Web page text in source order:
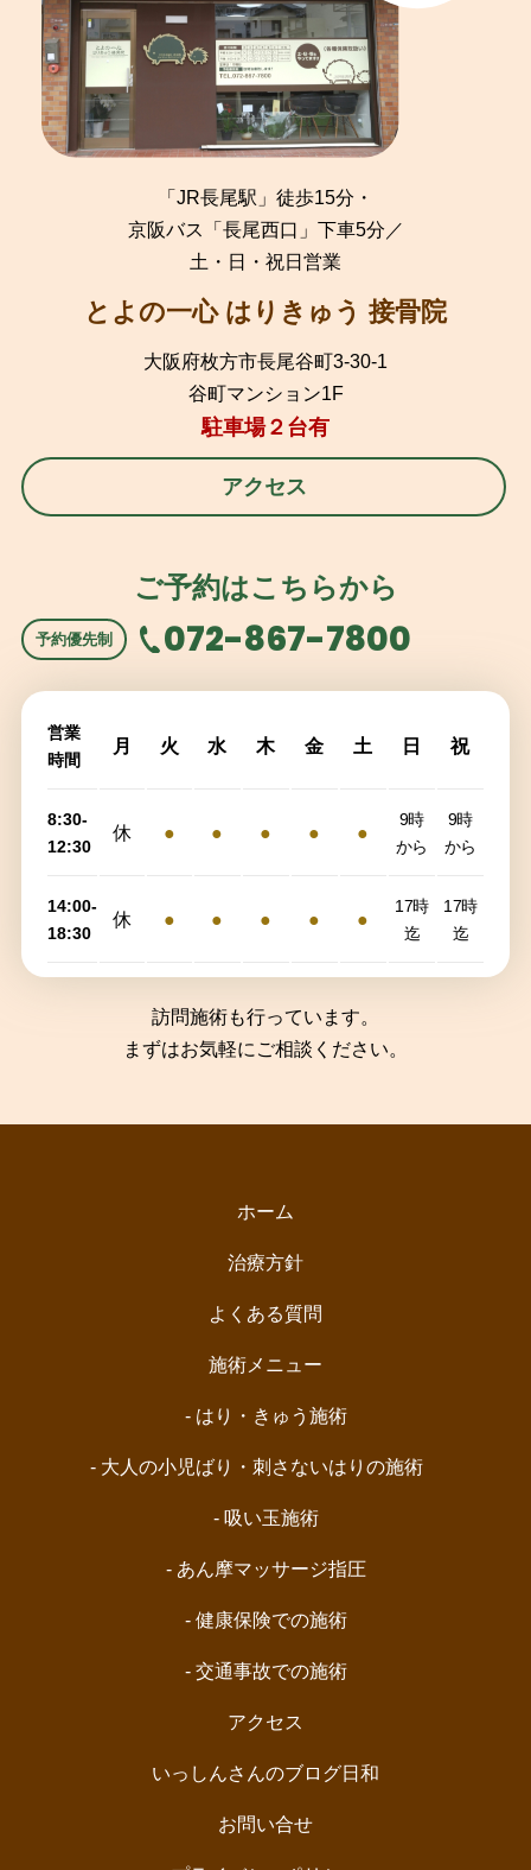
「JR長尾駅」徒歩15分・
京阪バス「長尾西口」下車5分／
土・日・祝日営業
とよの一心 はりきゅう 接骨院
大阪府枚方市長尾谷町3-30-1
谷町マンション1F
駐車場２台有
アクセス
ご予約はこちらから
予約優先制 072-867-7800
営業
時間
月 火 水 木 金 土 日 祝
8:30-
12:30
休 ● ● ● ● ●
9時
から
9時
から
14:00-
18:30
休 ● ● ● ● ●
17時
迄
17時
迄
訪問施術も行っています。
まずはお気軽にご相談ください。
ホーム
治療方針
よくある質問
施術メニュー
- はり・きゅう施術
- 大人の小児ばり・刺さないはりの施術
- 吸い玉施術
- あん摩マッサージ指圧
- 健康保険での施術
- 交通事故での施術
アクセス
いっしんさんのブログ日和
お問い合せ